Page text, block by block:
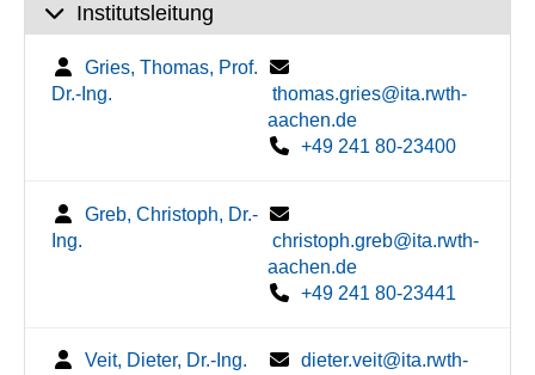
Institutsleitung
Gries, Thomas, Prof.
Dr.-Ing.
thomas.gries@ita.rwth-
aachen.de
+49 241 80-23400
Greb, Christoph, Dr.-
Ing.
christoph.greb@ita.rwth-
aachen.de
+49 241 80-23441
Veit, Dieter, Dr.-Ing.
dieter.veit@ita.rwth-